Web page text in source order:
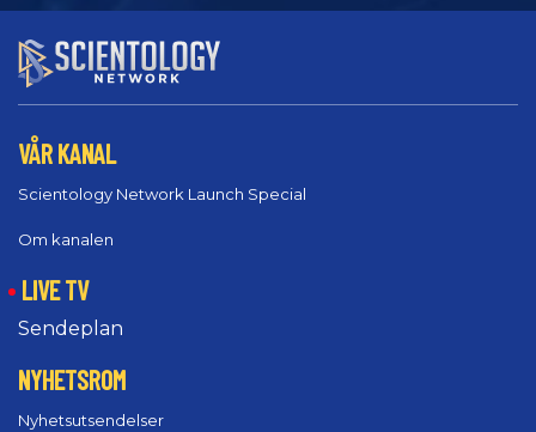
VÅR KANAL
Scientology Network Launch Special
Om kanalen
LIVE TV
Sendeplan
NYHETSROM
Nyhetsutsendelser